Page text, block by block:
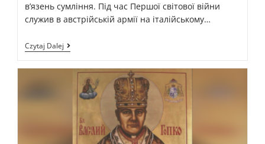
в’язень сумління. Під час Першої світової війни
служив в австрійській армії на італійському…
Czytaj Dalej